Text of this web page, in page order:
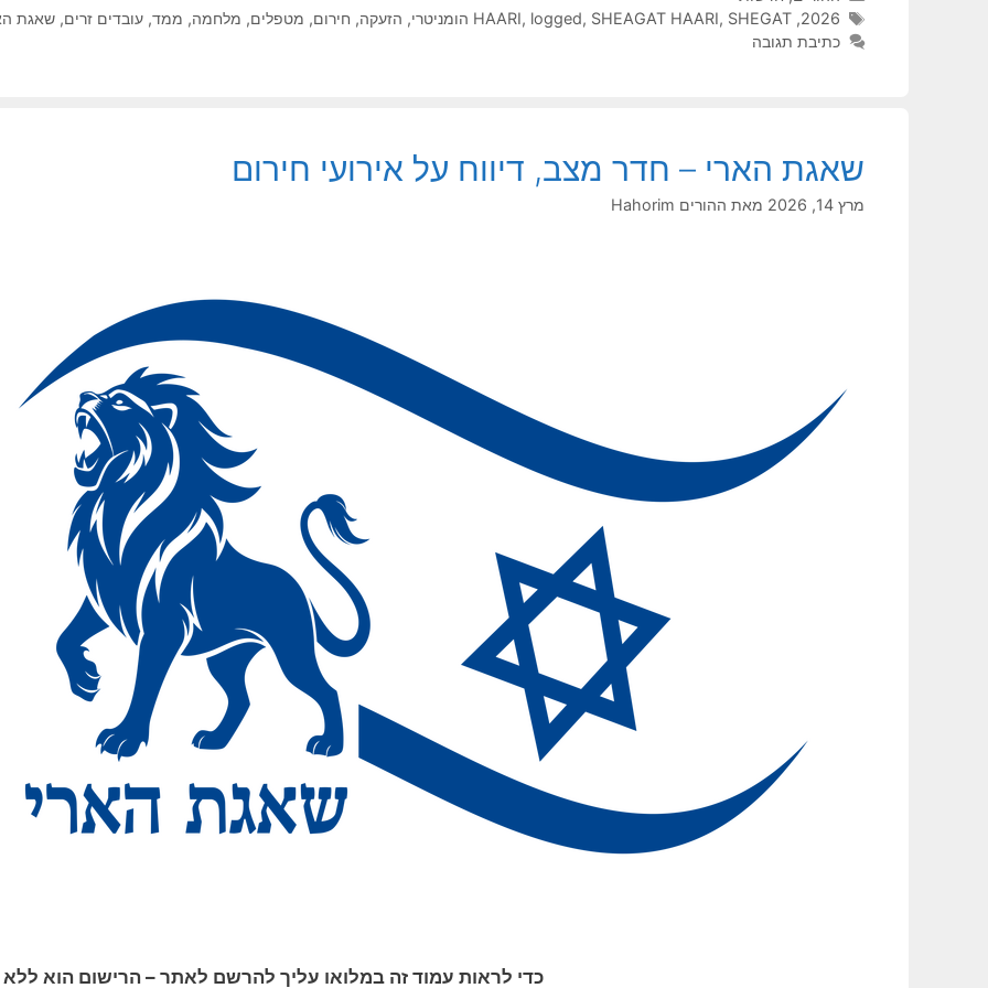
תגיות
2026
,
HAARI, logged, SHEAGAT HAARI, SHEGAT הומניטרי , הזעקה, חירום, מטפלים, מלחמה, ממד, עובדים זרים, שאגת
כתיבת תגובה
שאגת הארי – חדר מצב, דיווח על אירועי חירום
מרץ 14, 2026 מאת ההורים Hahorim
כדי לראות עמוד זה במלואו עליך להרשם לאתר – הרישום הוא